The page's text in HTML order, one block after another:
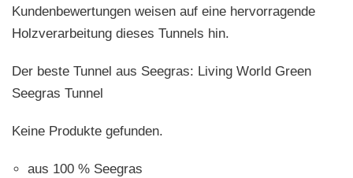
Kundenbewertungen weisen auf eine hervorragende
Holzverarbeitung dieses Tunnels hin.
Der beste Tunnel aus Seegras: Living World Green
Seegras Tunnel
Keine Produkte gefunden.
aus 100 % Seegras